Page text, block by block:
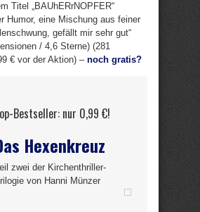
Titel „BAUhERrNOPFER“
Humor, eine Mischung aus feiner
gefällt mir sehr gut“
/ 4,6 Sterne) (281
€ vor der Aktion) – noch gratis?
Bestseller: nur 0,99 €!
Hexenkreuz
zwei der Kirchenthriller-
von Hanni Münzer